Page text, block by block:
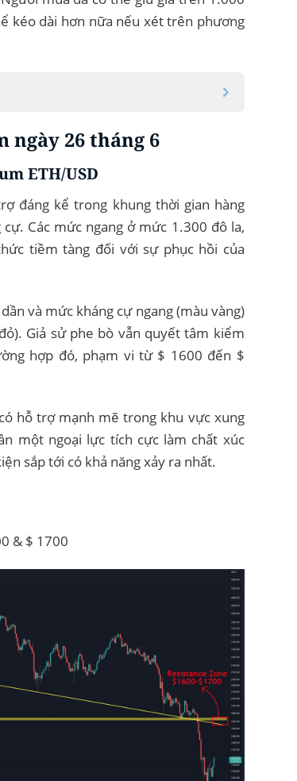
kéo dài hơn nữa nếu xét trên phương
26 tháng 6
ETH/USD
đáng kể trong khung thời gian hàng
Các mức ngang ở mức 1.300 đô la,
tiềm tàng đối với sự phục hồi của
và mức kháng cự ngang (màu vàng)
Giả sử phe bò vẫn quyết tâm kiểm
hợp đó, phạm vi từ $ 1600 đến $
hỗ trợ mạnh mẽ trong khu vực xung
một ngoại lực tích cực làm chất xúc
sắp tới có khả năng xảy ra nhất.
& $ 1700